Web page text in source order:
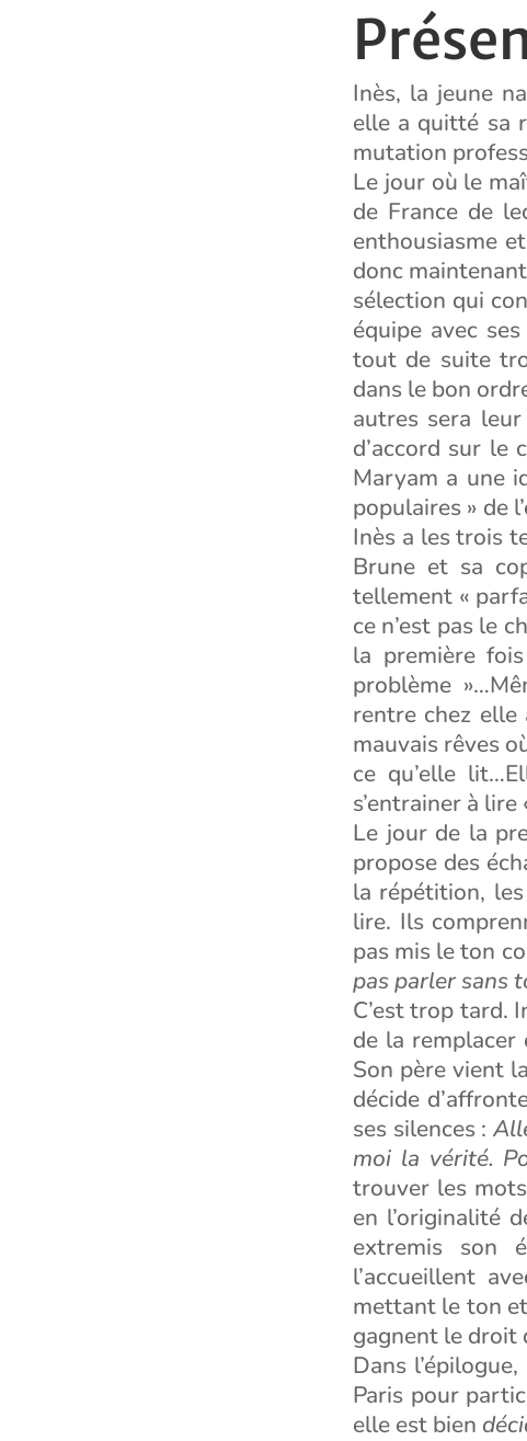
Inès, la jeune
elle a quitté sa
mutation
Le jour où le
de France de
enthousiasme
donc
sélection qui
équipe avec
tout de suite
dans le bon
autres sera
d’accord sur le
Maryam a une
populaires » de
Inès a les trois
Brune et sa
tellement «
ce n’est pas le
la première
problème
rentre chez elle
mauvais rêves
ce qu’elle
s’entrainer à
Le jour de la
propose des
la répétition,
lire. Ils
pas mis le ton
pas parler sans
C’est trop tard.
de la remplacer
Son père vient
décide
ses silences :
moi la vérité.
trouver les
en l’originalité
extremis son
l’accueillent
mettant le ton
gagnent le droit
Dans
Paris pour
elle est bien